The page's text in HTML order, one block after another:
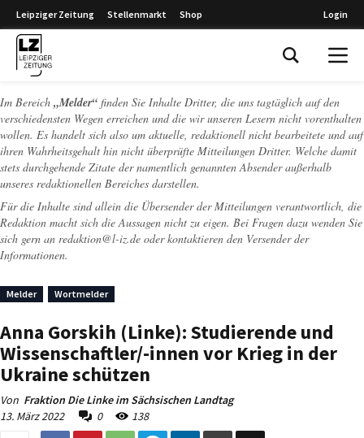
Leipziger Zeitung Stellenmarkt Shop Login
Im Bereich „Melder“ finden Sie Inhalte Dritter, die uns tagtäglich auf den
verschiedensten Wegen erreichen und die wir unseren Lesern nicht vorenthalten
wollen. Es handelt sich also um aktuelle, redaktionell nicht bearbeitete und auf
ihren Wahrheitsgehalt hin nicht überprüfte Mitteilungen Dritter. Welche damit
stets durchgehende Zitate der namentlich genannten Absender außerhalb
unseres redaktionellen Bereiches darstellen.
Für die Inhalte sind allein die Übersender der Mitteilungen verantwortlich, die
Redaktion macht sich die Aussagen nicht zu eigen. Bei Fragen dazu wenden Sie
sich gern an redaktion@l-iz.de oder kontaktieren den Versender der
Informationen.
Melder Wortmelder
Anna Gorskih (Linke): Studierende und
Wissenschaftler/-innen vor Krieg in der
Ukraine schützen
Von Fraktion Die Linke im Sächsischen Landtag
13. März 2022
0 138